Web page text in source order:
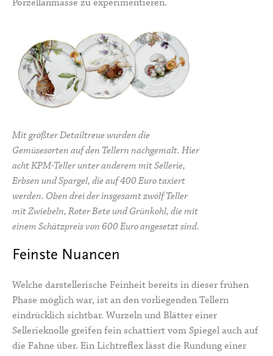
Porzellanmasse zu experimentieren.
Mit größter Detailtreue wurden die
Gemüsesorten auf den Tellern nachgemalt. Hier
acht KPM-Teller unter anderem mit Sellerie,
Erbsen und Spargel, die auf 400 Euro taxiert
werden. Oben drei der insgesamt zwölf Teller
mit Zwiebeln, Roter Bete und Grünkohl, die mit
einem Schätzpreis von 600 Euro angesetzt sind.
Feinste Nuancen
Welche darstellerische Feinheit bereits in dieser frühen
Phase möglich war, ist an den vorliegenden Tellern
eindrücklich sichtbar. Wurzeln und Blätter einer
Sellerieknolle greifen fein schattiert vom Spiegel auch auf
die Fahne über. Ein Lichtreflex lässt die Rundung einer